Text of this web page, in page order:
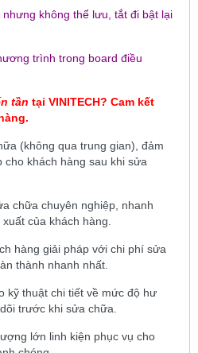
không thể lưu, tắt đi bật lại
trình trong board điều
tần tại VINITECH? Cam kết
(không qua trung gian), đảm
khách hàng sau khi sửa
chữa chuyên nghiệp, nhanh
của khách hàng.
hàng giải pháp với chi phí sửa
thành nhanh nhất.
kỹ thuật chi tiết về mức độ hư
trước khi sửa chữa.
lớn linh kiện phục vụ cho